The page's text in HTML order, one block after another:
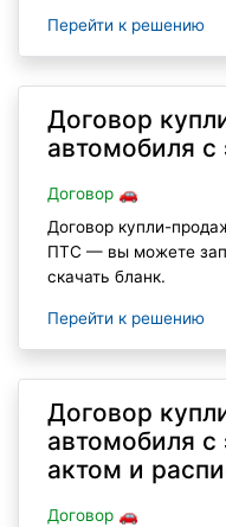
Перейти к решению
Договор
автомобиля
Договор 🚗
Договор купли-
ПТС — вы можете
скачать бланк.
Перейти к решению
Договор
автомобиля
актом и
Договор 🚗